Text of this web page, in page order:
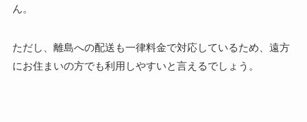
ん。
ただし、 離島への配送も一律料金で対応しているため、遠方
にお住まいの方でも利用しやすいと言えるでしょう。